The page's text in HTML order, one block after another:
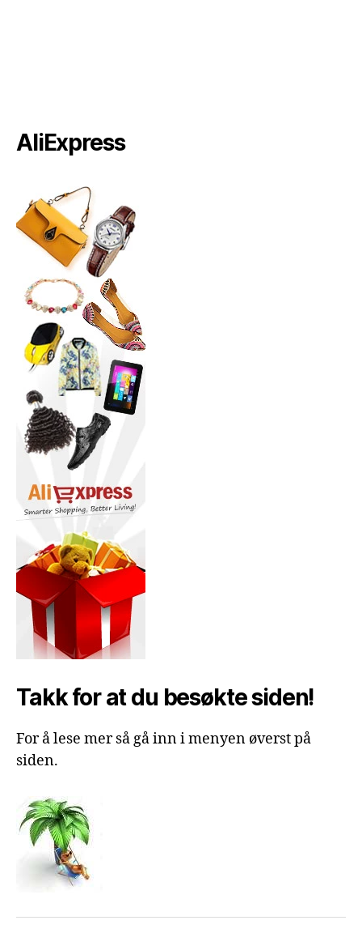
AliExpress
Takk for at du besøkte siden!
For å lese mer så gå inn i menyen øverst på
siden.